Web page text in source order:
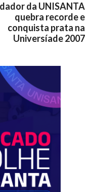
da UNISANTA
quebra recorde e
conquista prata na
Universíade 2007